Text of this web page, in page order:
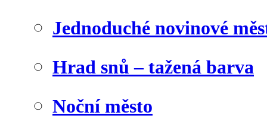
Jednoduché novinové
Hrad snů – tažená barva
Noční město